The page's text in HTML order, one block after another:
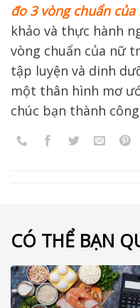
đo 3 vòng chuẩn của
khảo và thực hành
vòng chuẩn của nữ
tập luyện và dinh
một thân hình mơ
chúc bạn thành
CÓ THỂ BẠN